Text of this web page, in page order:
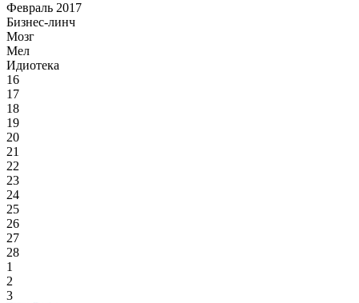
Февраль 2017
Бизнес-линч
Мозг
Мел
Идиотека
16
17
18
19
20
21
22
23
24
25
26
27
28
1
2
3